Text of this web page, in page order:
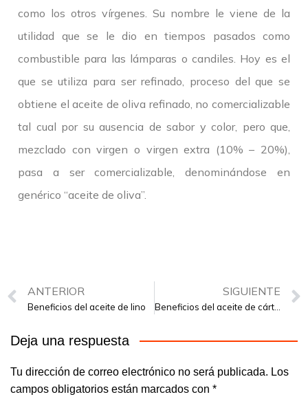
como los otros vírgenes. Su nombre le viene de la
utilidad que se le dio en tiempos pasados como
combustible para las lámparas o candiles. Hoy es el
que se utiliza para ser refinado, proceso del que se
obtiene el aceite de oliva refinado, no comercializable
tal cual por su ausencia de sabor y color, pero que,
mezclado con virgen o virgen extra (10% – 20%),
pasa a ser comercializable, denominándose en
genérico “aceite de oliva”.
ANTERIOR
Beneficios del aceite de lino
SIGUIENTE
Beneficios del aceite de cártamo
Deja una respuesta
Tu dirección de correo electrónico no será publicada. Los
campos obligatorios están marcados con *